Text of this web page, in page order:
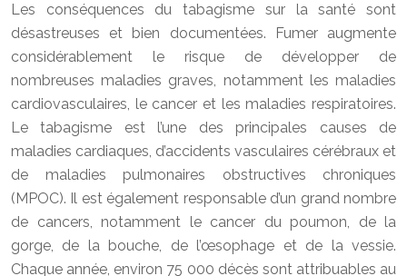
Les conséquences du tabagisme sur la santé sont
désastreuses et bien documentées. Fumer augmente
considérablement le risque de développer de
nombreuses maladies graves, notamment les maladies
cardiovasculaires, le cancer et les maladies respiratoires.
Le tabagisme est l’une des principales causes de
maladies cardiaques, d’accidents vasculaires cérébraux et
de maladies pulmonaires obstructives chroniques
(MPOC). Il est également responsable d’un grand nombre
de cancers, notamment le cancer du poumon, de la
gorge, de la bouche, de l’œsophage et de la vessie.
Chaque année, environ 75 000 décès sont attribuables au